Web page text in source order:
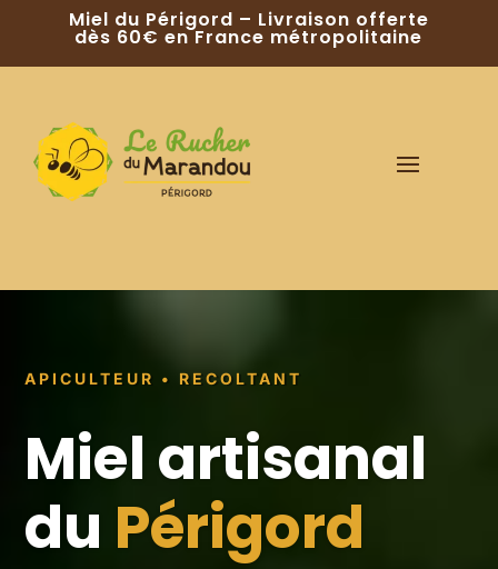
Miel du Périgord – Livraison offerte
dès 60€ en France métropolitaine
APICULTEUR • RECOLTANT
Miel artisanal
du Périgord